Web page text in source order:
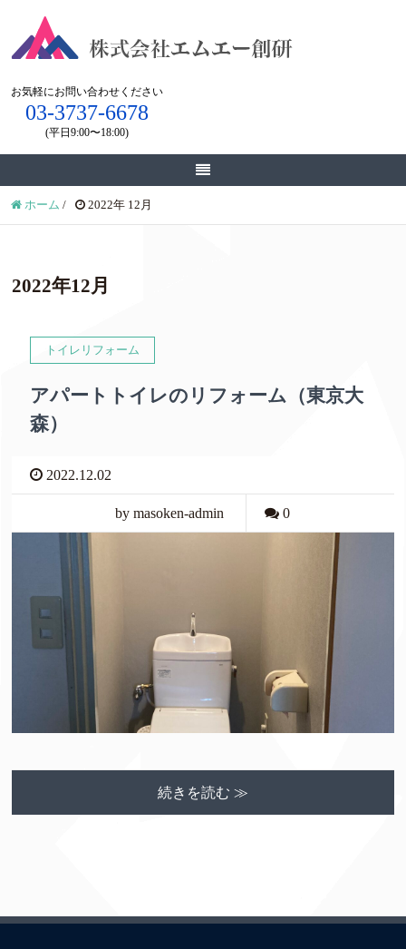
お気軽にお問い合わせください
03-3737-6678
(平日9:00〜18:00)
お見積もり・お問い合わせ
ホーム / 2022年 12月
2022年12月
トイレリフォーム
アパートトイレのリフォーム（東京大
森）
2022.12.02
by masoken-admin 0
続きを読む ≫